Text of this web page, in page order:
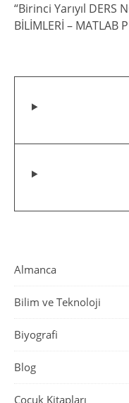
“Birinci Yarıyıl DERS
BİLİMLERİ – MATLAB
Almanca
Bilim ve Teknoloji
Biyografi
Blog
Çocuk Kitapları